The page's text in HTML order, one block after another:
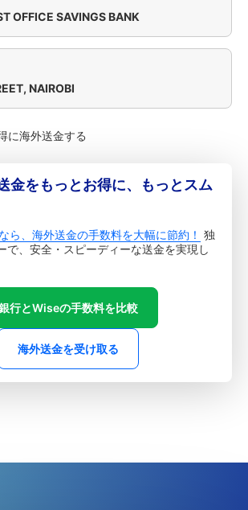
OFFICE SAVINGS BANK
NAIROBI
に海外送金する
金をもっとお得に、もっとスム
ら、海外送金の手数料を大幅に節約！ 独
で、安全・スピーディーな送金を実現し
行とWiseの手数料を比較
海外送金を受け取る